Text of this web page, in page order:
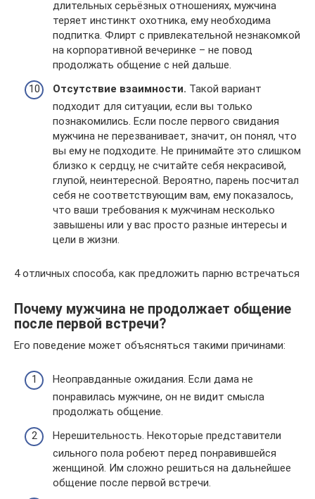
длительных серьёзных отношениях, мужчина
теряет инстинкт охотника, ему необходима
подпитка. Флирт с привлекательной незнакомкой
на корпоративной вечеринке – не повод
продолжать общение с ней дальше.
Отсутствие взаимности. Такой вариант
подходит для ситуации, если вы только
познакомились. Если после первого свидания
мужчина не перезванивает, значит, он понял, что
вы ему не подходите. Не принимайте это слишком
близко к сердцу, не считайте себя некрасивой,
глупой, неинтересной. Вероятно, парень посчитал
себя не соответствующим вам, ему показалось,
что ваши требования к мужчинам несколько
завышены или у вас просто разные интересы и
цели в жизни.
4 отличных способа, как предложить парню встречаться
Почему мужчина не продолжает общение
после первой встречи?
Его поведение может объясняться такими причинами:
Неоправданные ожидания. Если дама не
понравилась мужчине, он не видит смысла
продолжать общение.
Нерешительность. Некоторые представители
сильного пола робеют перед понравившейся
женщиной. Им сложно решиться на дальнейшее
общение после первой встречи.